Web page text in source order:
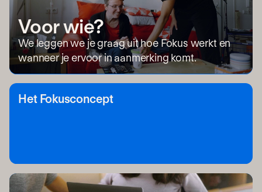
Voor wie?
We leggen we je graag uit hoe Fokus werkt en
wanneer je ervoor in aanmerking komt.
Het Fokusconcept